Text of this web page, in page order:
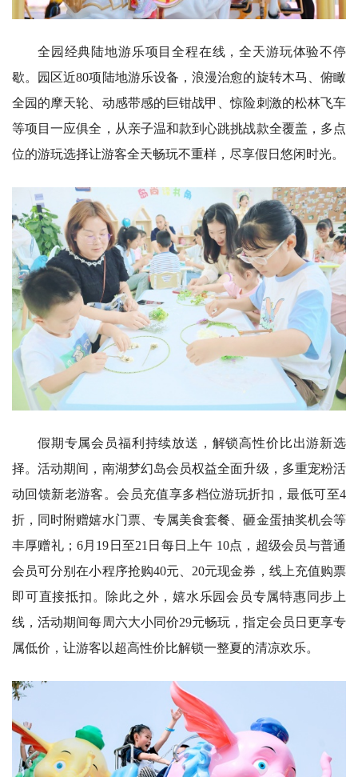
全园经典陆地游乐项目全程在线，全天游玩体验不停
歇。园区近80项陆地游乐设备，浪漫治愈的旋转木马、俯瞰
全园的摩天轮、动感带感的巨钳战甲、惊险刺激的松林飞车
等项目一应俱全，从亲子温和款到心跳挑战款全覆盖，多点
位的游玩选择让游客全天畅玩不重样，尽享假日悠闲时光。
假期专属会员福利持续放送，解锁高性价比出游新选
择。活动期间，南湖梦幻岛会员权益全面升级，多重宠粉活
动回馈新老游客。会员充值享多档位游玩折扣，最低可至4
折，同时附赠嬉水门票、专属美食套餐、砸金蛋抽奖机会等
丰厚赠礼；6月19日至21日每日上午 10点，超级会员与普通
会员可分别在小程序抢购40元、20元现金券，线上充值购票
即可直接抵扣。除此之外，嬉水乐园会员专属特惠同步上
线，活动期间每周六大小同价29元畅玩，指定会员日更享专
属低价，让游客以超高性价比解锁一整夏的清凉欢乐。